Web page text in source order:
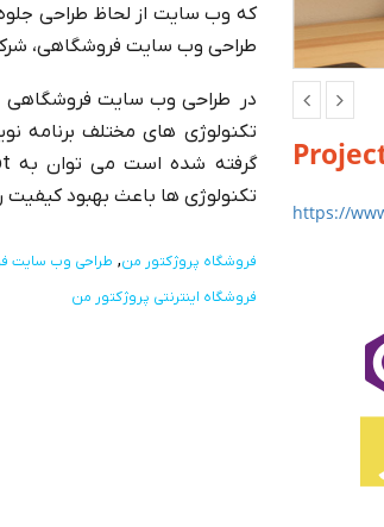
https://
که وب سایت از لحاظ طراحی
طراحی وب سایت فروشگاهی،
تکنولوژی های مختلف برنامه
تکنولوژی ها باعث بهبود کیفیت
فروشگاه پروژکتور من طراحی وب سایت
فروشگاه اینترنتی پروژکتور من